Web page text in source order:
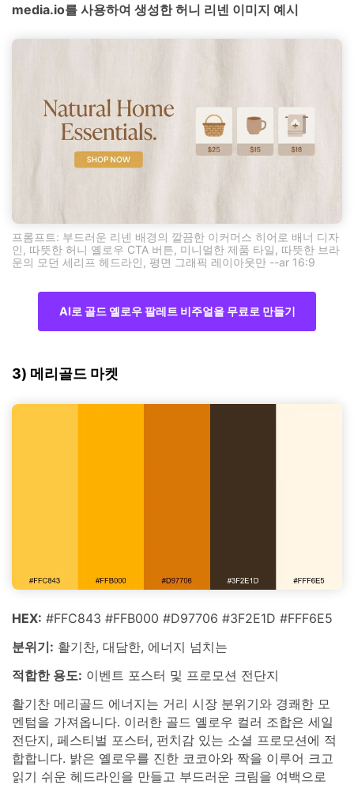
media.io를 사용하여 생성한 허니 리넨 이미지 예시
프롬프트: 부드러운 리넨 배경의 깔끔한 이커머스 히어로 배너 디자
인, 따뜻한 허니 옐로우 CTA 버튼, 미니멀한 제품 타일, 따뜻한 브라
운의 모던 세리프 헤드라인, 평면 그래픽 레이아웃만 --ar 16:9
AI로 골드 옐로우 팔레트 비주얼을 무료로 만들기
3) 메리골드 마켓
HEX: #FFC843 #FFB000 #D97706 #3F2E1D #FFF6E5
분위기: 활기찬, 대담한, 에너지 넘치는
적합한 용도: 이벤트 포스터 및 프로모션 전단지
활기찬 메리골드 에너지는 거리 시장 분위기와 경쾌한 모
멘텀을 가져옵니다. 이러한 골드 옐로우 컬러 조합은 세일
전단지, 페스티벌 포스터, 펀치감 있는 소셜 프로모션에 적
합합니다. 밝은 옐로우를 진한 코코아와 짝을 이루어 크고
읽기 쉬운 헤드라인을 만들고 부드러운 크림을 여백으로